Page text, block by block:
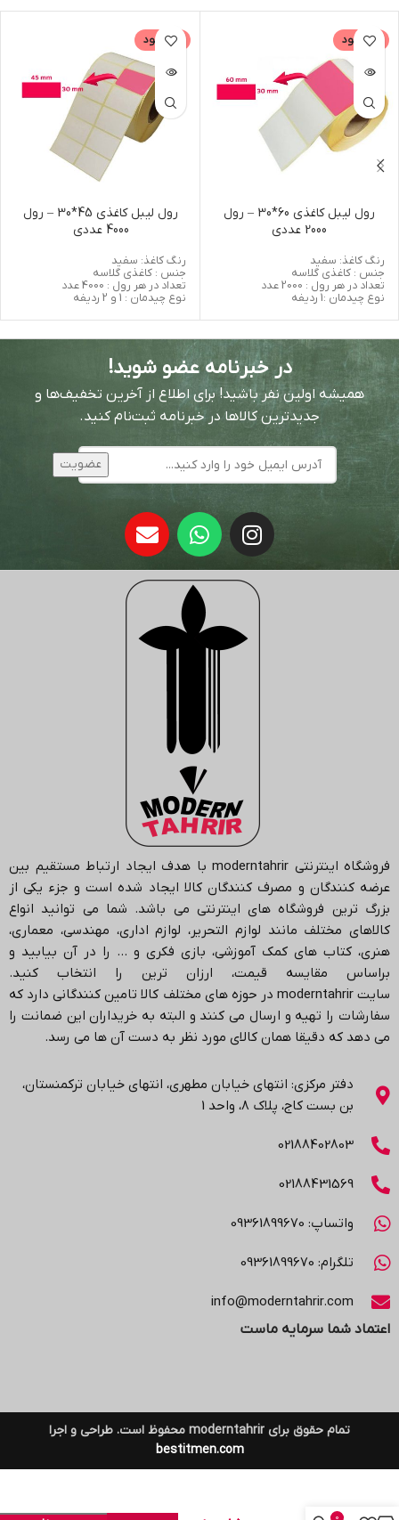
ناموجود
رول لیبل کاغذی 60*30 – رول
2000 عددی
رنگ کاغذ: سفید
جنس : کاغذی گلاسه
تعداد در هر رول : 2000 عدد
نوع چیدمان :1 ردیفه
ناموجود
رول لیبل کاغذی 45*30 – رول
4000 عددی
رنگ کاغذ: سفید
جنس : کاغذی گلاسه
تعداد در هر رول : 4000 عدد
نوع چیدمان : 1 و 2 ردیفه
در خبرنامه عضو شوید!
همیشه اولین نفر باشید! برای اطلاع از آخرین تخفیف‌ها و
جدیدترین کالاها در خبرنامه ثبت‌نام کنید.
فروشگاه اینترنتی moderntahrir با هدف ایجاد ارتباط مستقیم بین
عرضه کنندگان و مصرف کنندگان کالا ایجاد شده است و جزء یکی از
بزرگ ترین فروشگاه های اینترنتی می باشد. شما می توانید انواع
کالاهای مختلف مانند لوازم التحریر، لوازم اداری، مهندسی، معماری،
هنری، کتاب های کمک آموزشی، بازی فکری و … را در آن بیابید و
براساس مقایسه قیمت، ارزان ترین را انتخاب کنید.
سایتmoderntahrir در حوزه های مختلف کالا تامین کنندگانی دارد که
سفارشات را تهیه و ارسال می کنند و البته به خریداران این ضمانت را
می دهد که دقیقا همان کالای مورد نظر به دست آن ها می رسد.
دفتر مرکزی: انتهاي خیابان مطهری، انتهاي خیابان ترکمنستان،
بن بست کاج، پلاک ۸، واحد 1
02188402803
02188431569
واتساپ: 09361899670
تلگرام: 09361899670
info@moderntahrir.com
اعتماد شما سرمایه ماست
تمام حقوق برای moderntahrir محفوظ است. طراحی و اجرا
bestitmen.com
پشت
0